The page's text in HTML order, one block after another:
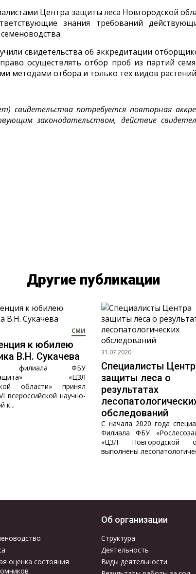
Центра защиты леса Новгородской
знания требований
свидетельства об аккредитации
осуществлять отбор проб из партий
методами отбора и только тех видов
свидетельства потребуется повторная
законодательством, действие
Другие публикации
СМИ
к юбилею
В.Н. Сукачева
филиала ФБУ
– «ЦЗЛ
области» принял
всероссийской научно-
к...
31.07.2020
Специалисты
защиты леса о
результатах
обследований
С начала 2020 года
Филиала ФБУ
«ЦЗЛ Новгородской
выполнены
оценка состояния
Об организации
Структура
Деятельность
Виды деятельности